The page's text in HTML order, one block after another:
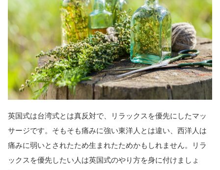
英国式は台湾式とは真反対で、リラックスを優先にしたマッ
サージです。そもそも痛みに強い東洋人とは違い、西洋人は
痛みに弱いとされたため生まれたためかもしれません。リラ
ックスを優先したい人は英国式のやり方を身に付けましょ